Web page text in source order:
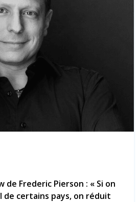
de Frederic Pierson : « Si on
de certains pays, on réduit